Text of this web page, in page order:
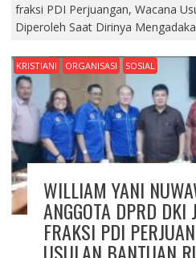
fraksi PDI Perjuangan, Wacana
Diperoleh Saat Dirinya
KRISTIANI ORGANISASI SOSIAL
WILLIAM YANI
ANGGOTA DPRD DKI
FRAKSI PDI